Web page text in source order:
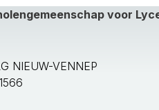
voor
NIEUW-VENNEP